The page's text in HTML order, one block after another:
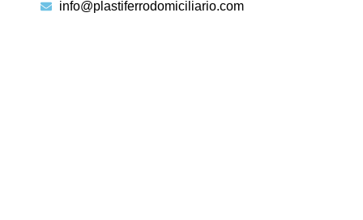
info@plastiferrodomiciliario.com